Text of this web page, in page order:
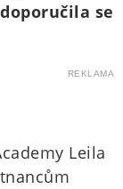
se
REKLAMA
Leila